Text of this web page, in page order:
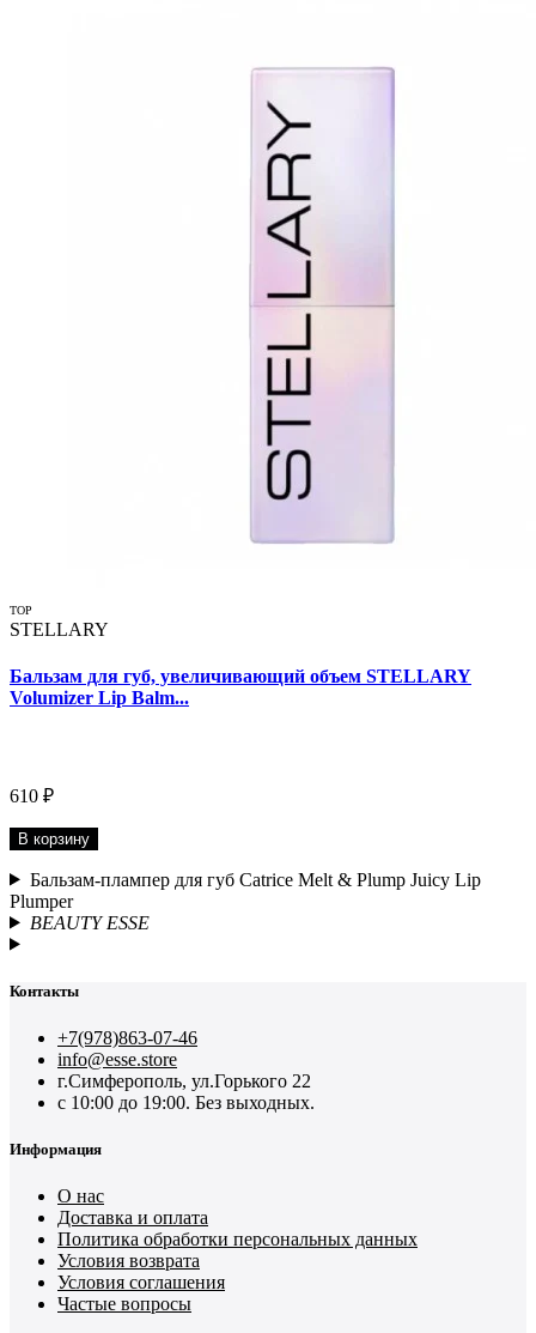
TOP
STELLARY
Бальзам для губ, увеличивающий объем STELLARY
Volumizer Lip Balm...
610 ₽
В корзину
Бальзам-плампер для губ Catrice Melt & Plump Juicy Lip
Plumper
BEAUTY ESSE
Контакты
+7(978)863-07-46
info@esse.store
г.Симферополь, ул.Горького 22
с 10:00 до 19:00. Без выходных.
Информация
О нас
Доставка и оплата
Политика обработки персональных данных
Условия возврата
Условия соглашения
Частые вопросы